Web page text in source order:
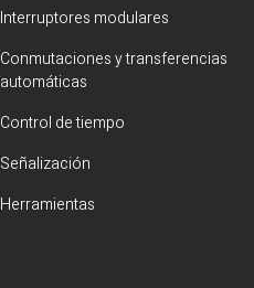
Interruptores modulares
Conmutaciones y transferencias
automáticas
Control de tiempo
Señalización
Herramientas